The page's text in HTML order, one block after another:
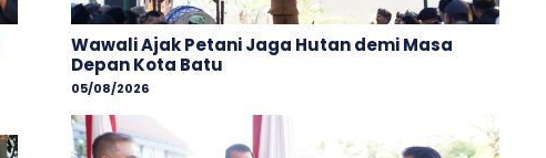
Wawali Ajak Petani Jaga Hutan demi Masa
Depan Kota Batu
05/08/2026